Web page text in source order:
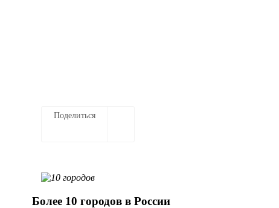
Поделиться
Более 10 городов в России